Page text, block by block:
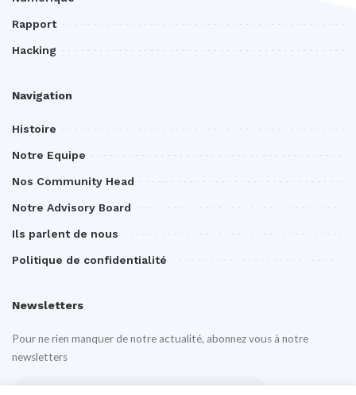
Rapport
Hacking
Navigation
Histoire
Notre Equipe
Nos Community Head
Notre Advisory Board
Ils parlent de nous
Politique de confidentialité
Newsletters
Pour ne rien manquer de notre actualité, abonnez vous à notre
newsletters